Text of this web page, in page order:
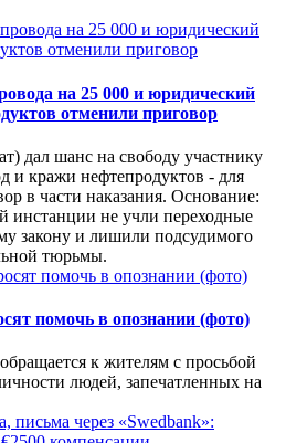
на 25 000 и юридический
отменили приговор
дал шанс на свободу участнику
и кражи нефтепродуктов - для
в части наказания. Основание:
инстанции не учли переходные
закону и лишили подсудимого
тюрьмы.
помочь в опознании (фото)
к жителям с просьбой
людей, запечатленных на